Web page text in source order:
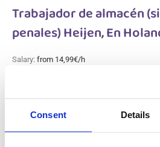
Consent Details
Trabajador de almacén
penales) Heijen, En
Salary: from 14,99€/h
Trabajador de
penales) Heijen,
Heijen, Netherlands